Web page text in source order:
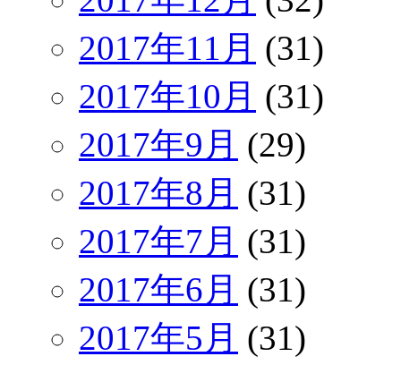
2017年11月 (31)
2017年10月 (31)
2017年9月 (29)
2017年8月 (31)
2017年7月 (31)
2017年6月 (31)
2017年5月 (31)